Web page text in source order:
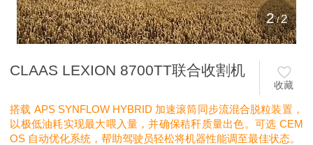
2/2
CLAAS LEXION 8700TT联合收割机
收藏
搭载 APS SYNFLOW HYBRID 加速滚筒同步流混合脱粒装置，
以极低油耗实现最大喂入量，并确保秸秆质量出色。可选 CEM
OS 自动优化系统，帮助驾驶员轻松将机器性能调至最佳状态。